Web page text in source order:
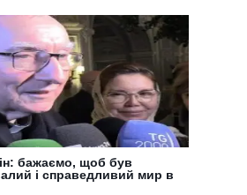
бажаємо, щоб був
і справедливий мир в